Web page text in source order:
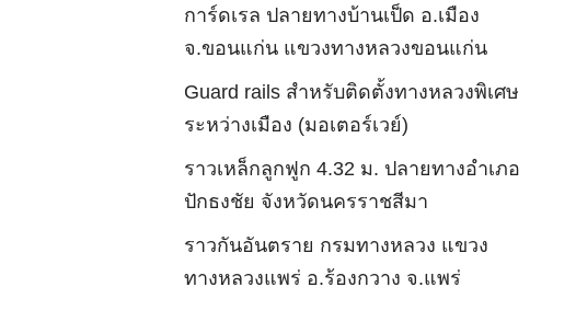
การ์ดเรล ปลายทางบ้านเป็ด อ.เมือง
จ.ขอนแก่น แขวงทางหลวงขอนแก่น
Guard rails สำหรับติดตั้งทางหลวงพิเศษ
ระหว่างเมือง (มอเตอร์เวย์)
ราวเหล็กลูกฟูก 4.32 ม. ปลายทางอำเภอ
ปักธงชัย จังหวัดนครราชสีมา
ราวกันอันตราย กรมทางหลวง แขวง
ทางหลวงแพร่ อ.ร้องกวาง จ.แพร่